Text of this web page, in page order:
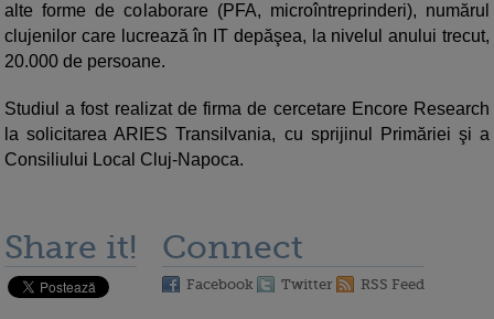
alte forme de colaborare (PFA, microîntreprinderi), numărul
clujenilor care lucrează în IT depăşea, la nivelul anului trecut,
20.000 de persoane.
Studiul a fost realizat de firma de cercetare Encore Research
la solicitarea ARIES Transilvania, cu sprijinul Primăriei şi a
Consiliului Local Cluj-Napoca.
Share it! Connect
Facebook Twitter RSS Feed